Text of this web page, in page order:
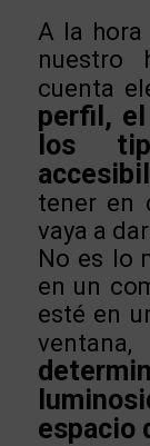
A la hora
nuestro
cuenta
perfil,
los
tener en
vaya a
No es lo
en un
esté en
ventana,
espacio